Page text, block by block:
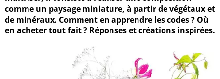
comme un paysage miniature, à partir de végétaux et
de minéraux. Comment en apprendre les codes ? Où
en acheter tout fait ? Réponses et créations inspirées.